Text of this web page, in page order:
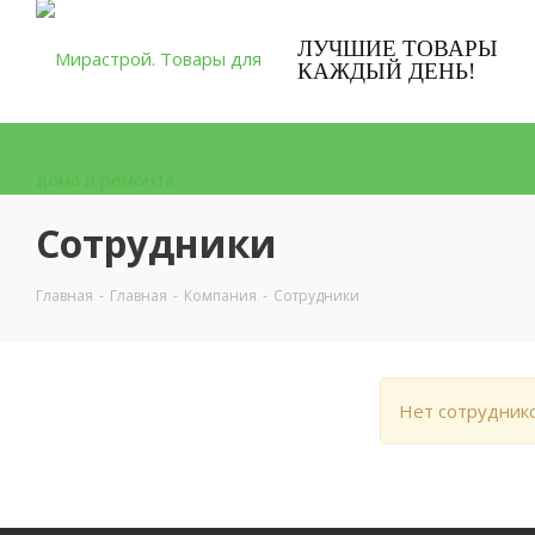
ЛУЧШИЕ ТОВАРЫ
КАЖДЫЙ ДЕНЬ!
Сотрудники
Главная - Главная - Компания - Сотрудники
Нет